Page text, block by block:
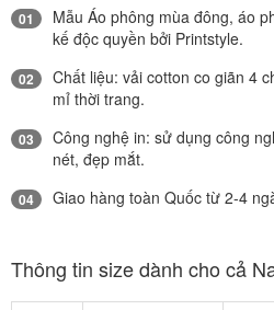
01
Mẫu Áo phông mùa đông, áo
kế độc quyền bởi Printstyle.
02
Chất liệu: vải cotton co giãn 4
mỉ thời trang.
03
Công nghệ in: sử dụng công
nét, đẹp mắt.
04 Giao hàng toàn Quốc từ 2-4
Thông tin size dành cho cả